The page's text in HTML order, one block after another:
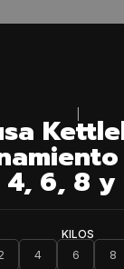
4, 6, 8 y
KILOS
4 6 8